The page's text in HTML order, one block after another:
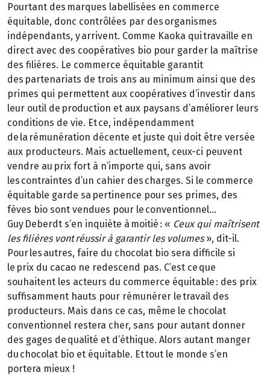
Pourtant des marques labellisées en commerce
équitable, donc contrôlées par des organismes
indépendants, y arrivent. Comme Kaoka qui travaille en
direct avec des coopératives bio pour garder la maîtrise
des filières. Le commerce équitable garantit
des partenariats de trois ans au minimum ainsi que des
primes qui permettent aux coopératives d’investir dans
leur outil de production et aux paysans d’améliorer leurs
conditions de vie. Et ce, indépendamment
de la rémunération décente et juste qui doit être versée
aux producteurs. Mais actuellement, ceux-ci peuvent
vendre au prix fort à n’importe qui, sans avoir
les contraintes d’un cahier des charges. Si le commerce
équitable garde sa pertinence pour ses primes, des
fèves bio sont vendues pour le conventionnel…
Guy Deberdt s’en inquiète à moitié : « Ceux qui maîtrisent
les filières vont réussir à garantir les volumes», dit-il.
Pour les autres, faire du chocolat bio sera difficile si
le prix du cacao ne redescend pas. C’est ce que
souhaitent les acteurs du commerce équitable : des prix
suffisamment hauts pour rémunérer le travail des
producteurs. Mais dans ce cas, même le chocolat
conventionnel restera cher, sans pour autant donner
des gages de qualité et d’éthique. Alors autant manger
du chocolat bio et équitable. Et tout le monde s’en
portera mieux !